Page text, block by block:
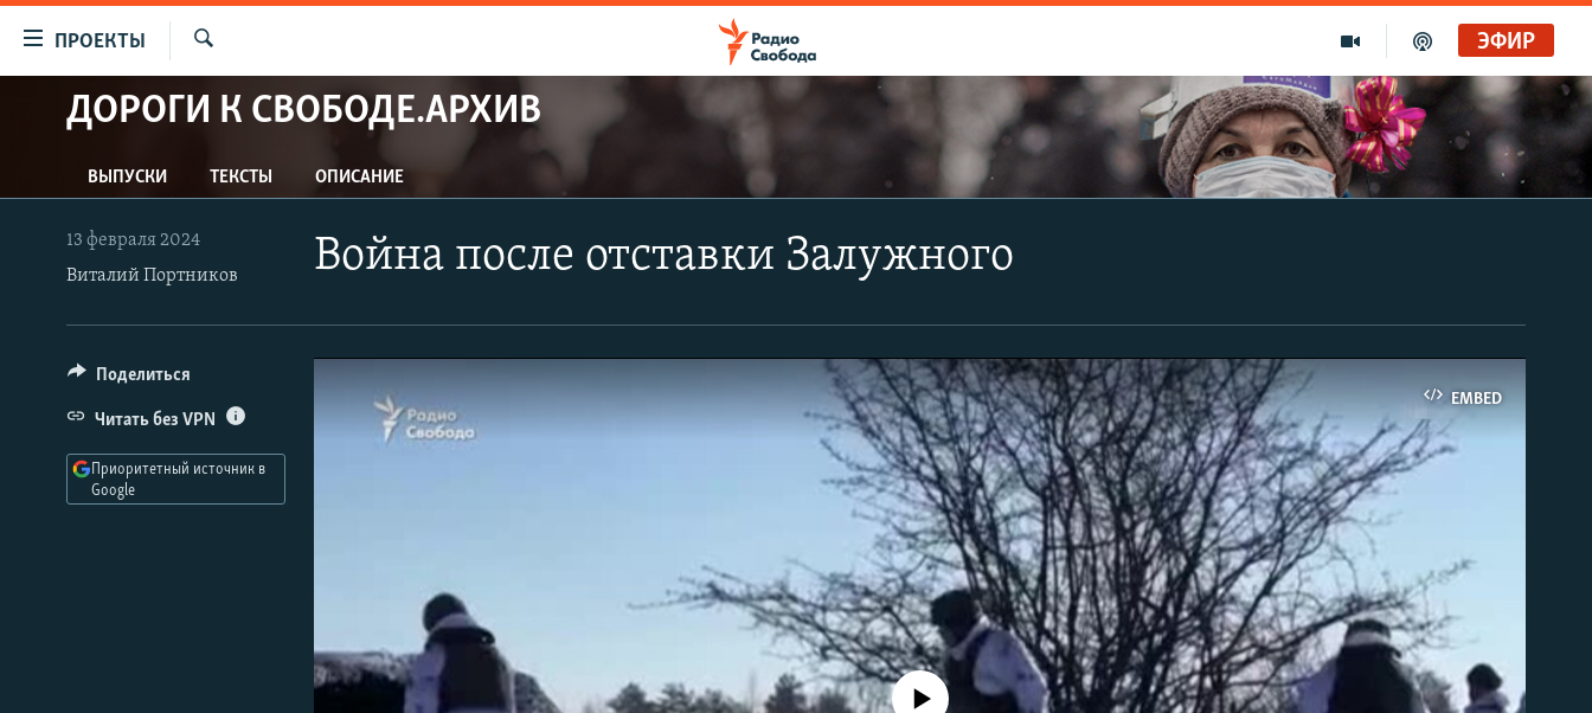
упрощенного
доступа
Вернуться
к
основному
содержанию
навигации
Вернутся
ПРОЕКТЫ
ПРОГРАММЫ
АВТОРСКИЕ ПРОЕКТЫ
ЦИТАТЫ СВОБОДЫ
МНЕНИЯ
КУЛЬТУРА
IDEL.РЕАЛИИ
КАВКАЗ.РЕАЛИИ
СЕВЕР.РЕАЛИИ
СИБИРЬ.РЕАЛИИ
ЭФИР
ДОРОГИ К СВОБОДЕ.АРХИВ
ВЫПУСКИ ТЕКСТЫ ОПИСАНИЕ
Война после отставки Залужного
13 февраля 2024
Виталий Портников
EMBED
No media source currently available
Поделиться
Читать без VPN
Приоритетный источник в
Google